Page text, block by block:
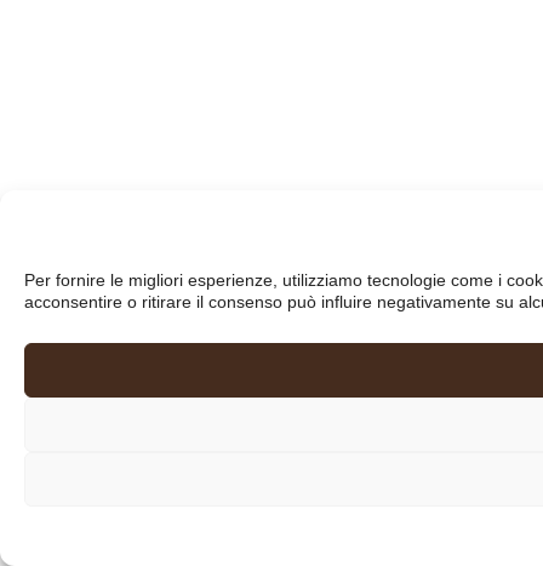
Per fornire le migliori esperienze, utilizziamo tecnologie come i
acconsentire o ritirare il consenso può influire negativamente su